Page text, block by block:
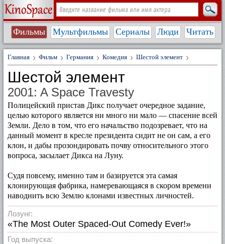
Фильмы Мультфильмы Сериалы Люди Читать
Главная Фильм Германия Комедия Шестой элемент
Шестой элемент
2001: A Space Travesty
Полицейский пристав Дикс получает очередное задание,
целью которого является ни много ни мало — спасение всей
Земли. Дело в том, что его начальство подозревает, что на
данный момент в кресле президента сидит не он сам, а его
клон, и дабы прозондировать почву относительного этого
вопроса, засылает Дикса на Луну.
Судя повсему, именно там и базируется эта самая
клонирующая фабрика, намеревающаяся в скором времени
наводнить всю Землю клонами известных личностей.
Лозунг:
«The Most Outer Spaced-Out Comedy Ever!»
Год выпуска: